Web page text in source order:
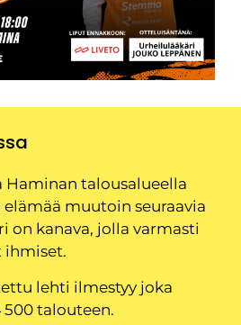
talousalueella
elämää muutoin seuraavia
on kanava, jolla varmasti
ihmiset.
lehti ilmestyy joka
500 talouteen.